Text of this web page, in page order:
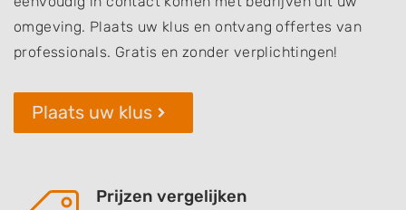
omgeving. Plaats uw klus en ontvang offertes van
professionals. Gratis en zonder verplichtingen!
Plaats uw klus
Prijzen vergelijken